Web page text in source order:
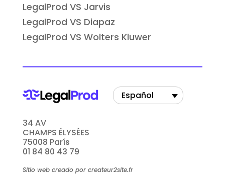
LegalProd VS Jarvis
LegalProd VS Diapaz
LegalProd VS Wolters Kluwer
34 AV
CHAMPS ÉLYSÉES
75008 París
01 84 80 43 79
Sitio web creado por createur2site.fr
Español